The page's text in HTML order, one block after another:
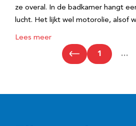
ze overal. In de badkamer hangt
lucht. Het lijkt wel motorolie, alsof
Lees meer
1 …